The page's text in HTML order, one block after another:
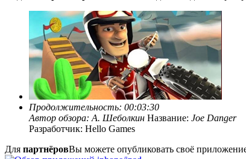
Продолжительность: 00:03:30
Автор обзора: А. Шеболкин Название: Joe Danger
Разработчик: Hello Games
Для партнёровВы можете опубликовать своё